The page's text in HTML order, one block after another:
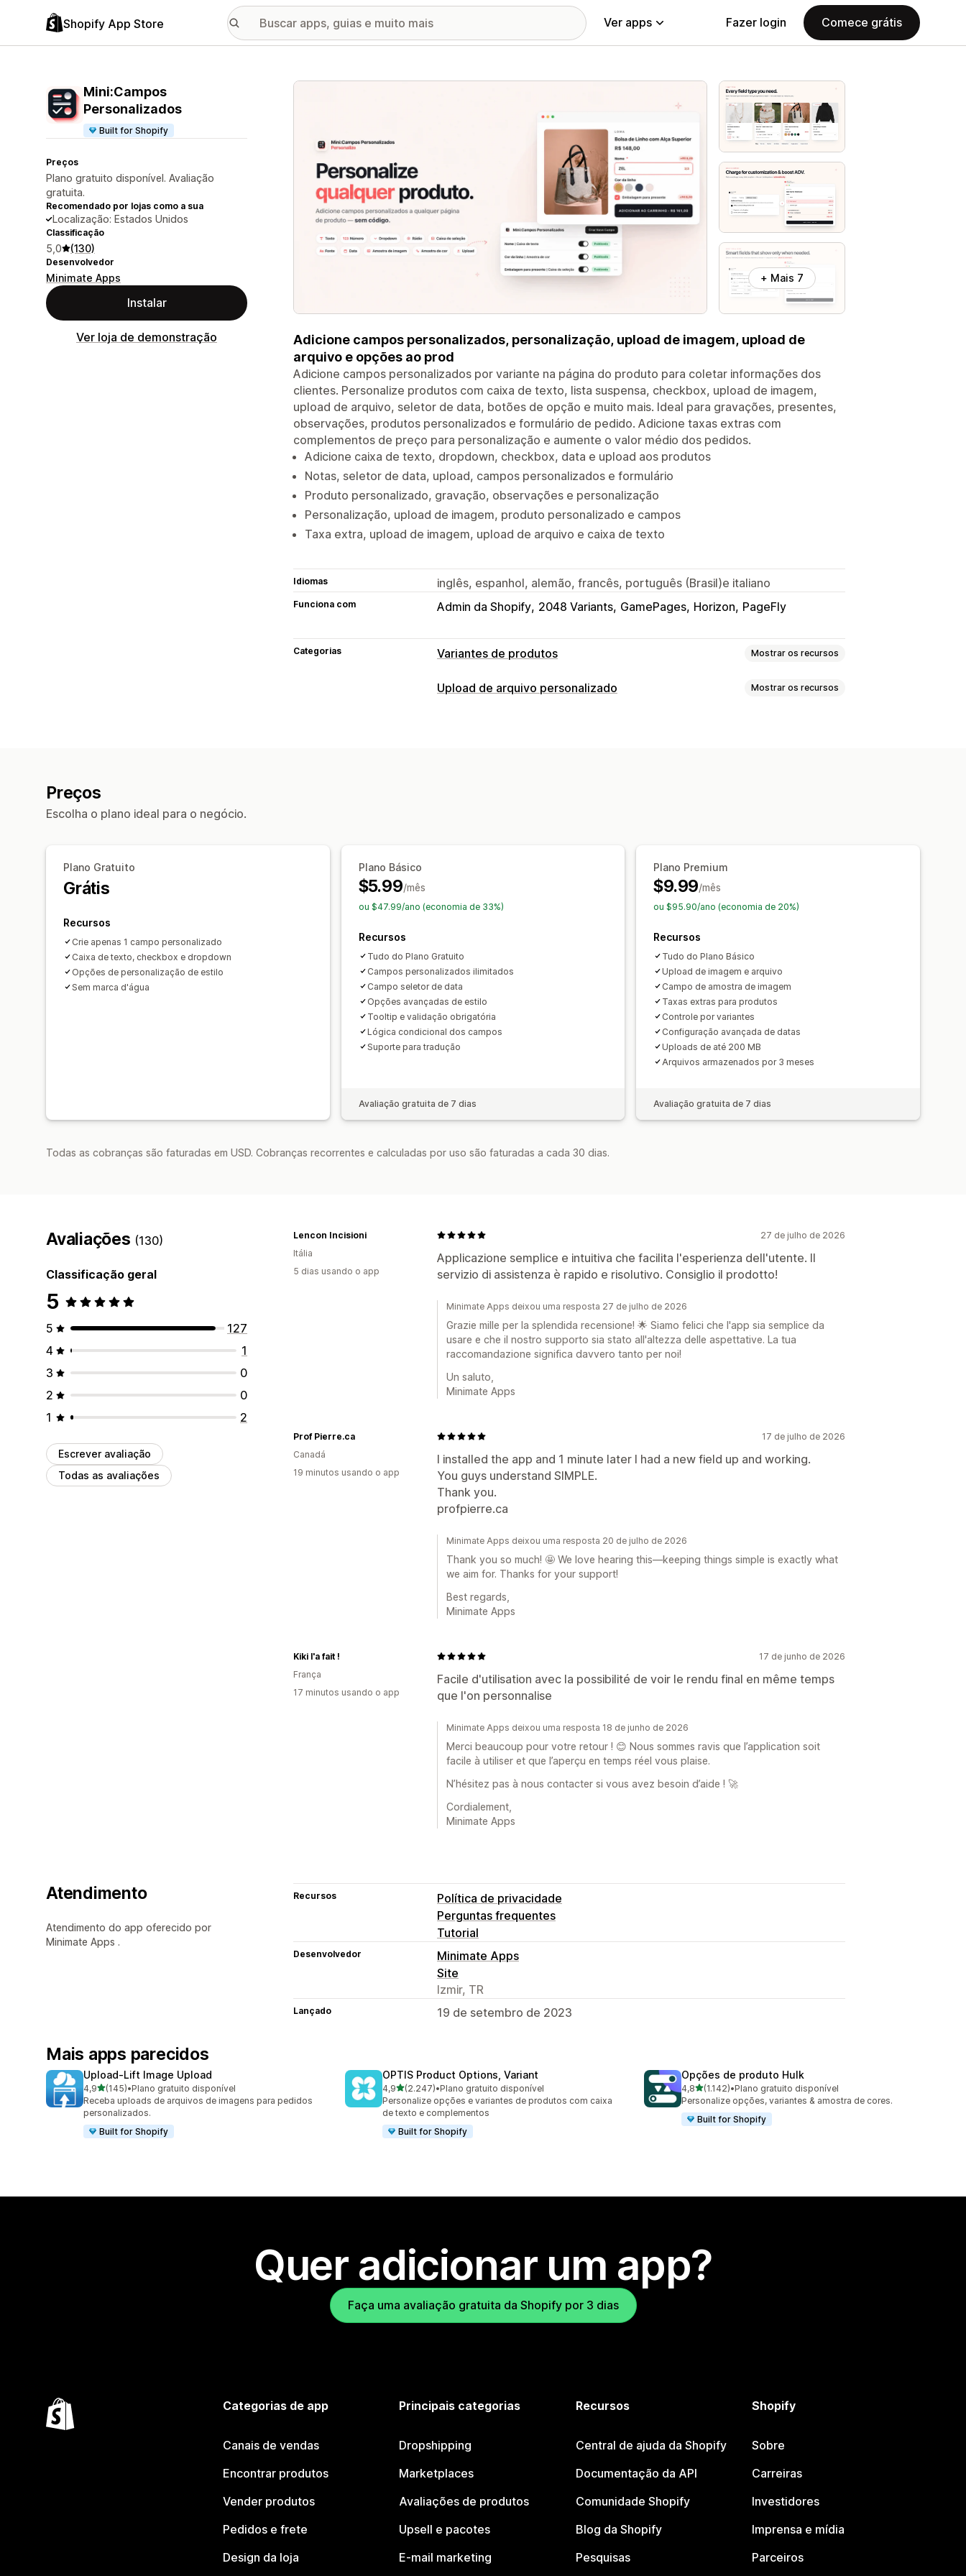
Shopify App Store Ver apps Fazer login Comece grátis
Mini:Campos
Personalizados
Built for Shopify
Preços
Plano gratuito disponível. Avaliação
gratuita.
Recomendado por lojas como a sua
Localização: Estados Unidos
Classificação
5,0 (130)
Desenvolvedor
Minimate Apps
Instalar
Ver loja de demonstração
Galeria de imagens em destaque
+ Mais 7
Adicione campos personalizados, personalização, upload de imagem, upload de
arquivo e opções ao prod
Adicione campos personalizados por variante na página do produto para coletar informações dos
clientes. Personalize produtos com caixa de texto, lista suspensa, checkbox, upload de imagem,
upload de arquivo, seletor de data, botões de opção e muito mais. Ideal para gravações, presentes,
observações, produtos personalizados e formulário de pedido. Adicione taxas extras com
complementos de preço para personalização e aumente o valor médio dos pedidos.
Adicione caixa de texto, dropdown, checkbox, data e upload aos produtos
Notas, seletor de data, upload, campos personalizados e formulário
Produto personalizado, gravação, observações e personalização
Personalização, upload de imagem, produto personalizado e campos
Taxa extra, upload de imagem, upload de arquivo e caixa de texto
Idiomas inglês, espanhol, alemão, francês, português (Brasil)e italiano
Funciona com Admin da Shopify 2048 Variants GamePages Horizon PageFly
Categorias Variantes de produtos Mostrar os recursos
Personalização
Upload de arquivo personalizado Mostrar os recursos
Preços
Escolha o plano ideal para o negócio.
Plano Gratuito
Grátis
Recursos
Crie apenas 1 campo personalizado
Caixa de texto, checkbox e dropdown
Opções de personalização de estilo
Sem marca d'água
Plano Básico
$5.99/mês
ou $47.99/ano (economia de 33%)
Recursos
Tudo do Plano Gratuito
Campos personalizados ilimitados
Campo seletor de data
Opções avançadas de estilo
Tooltip e validação obrigatória
Lógica condicional dos campos
Suporte para tradução
Avaliação gratuita de 7 dias
Plano Premium
$9.99/mês
ou $95.90/ano (economia de 20%)
Recursos
Tudo do Plano Básico
Upload de imagem e arquivo
Campo de amostra de imagem
Taxas extras para produtos
Controle por variantes
Configuração avançada de datas
Uploads de até 200 MB
Arquivos armazenados por 3 meses
Avaliação gratuita de 7 dias
Todas as cobranças são faturadas em USD. Cobranças recorrentes e calculadas por uso são faturadas a cada 30 dias.
Avaliações (130)
Classificação geral
5
5
127
4
1
3
0
2
0
1
2
Escrever avaliação
Todas as avaliações
27 de julho de 2026
Applicazione semplice e intuitiva che facilita l'esperienza dell'utente. Il
servizio di assistenza è rapido e risolutivo. Consiglio il prodotto!
Lencon Incisioni
Itália
5 dias usando o app
Minimate Apps deixou uma resposta 27 de julho de 2026
Grazie mille per la splendida recensione! 🌟 Siamo felici che l'app sia semplice da
usare e che il nostro supporto sia stato all'altezza delle aspettative. La tua
raccomandazione significa davvero tanto per noi!
Un saluto,
Minimate Apps
17 de julho de 2026
I installed the app and 1 minute later I had a new field up and working.
You guys understand SIMPLE.
Thank you.
profpierre.ca
Prof Pierre.ca
Canadá
19 minutos usando o app
Minimate Apps deixou uma resposta 20 de julho de 2026
Thank you so much! 🤩 We love hearing this—keeping things simple is exactly what
we aim for. Thanks for your support!
Best regards,
Minimate Apps
17 de junho de 2026
Facile d'utilisation avec la possibilité de voir le rendu final en même temps
que l'on personnalise
Kiki l'a fait !
França
17 minutos usando o app
Minimate Apps deixou uma resposta 18 de junho de 2026
Merci beaucoup pour votre retour ! 😊 Nous sommes ravis que l’application soit
facile à utiliser et que l’aperçu en temps réel vous plaise.
N’hésitez pas à nous contacter si vous avez besoin d’aide ! 🚀
Cordialement,
Minimate Apps
Atendimento
Atendimento do app oferecido por
Minimate Apps .
Recursos
Política de privacidade
Perguntas frequentes
Tutorial
Desenvolvedor
Minimate Apps
Site
Izmir, TR
Lançado 19 de setembro de 2023
Mais apps parecidos
Upload‑Lift Image Upload
4,9de 5 estrelas
(145)
145 avaliações ao todo
•Plano gratuito disponível
Receba uploads de arquivos de imagens para pedidos
personalizados.
Built for Shopify
OPTIS Product Options, Variant
4,9de 5 estrelas
(2.247)
2247 avaliações ao todo
•Plano gratuito disponível
Personalize opções e variantes de produtos com caixa
de texto e complementos
Built for Shopify
Opções de produto Hulk
4,8de 5 estrelas
(1.142)
1142 avaliações ao todo
•Plano gratuito disponível
Personalize opções, variantes & amostra de cores.
Built for Shopify
Quer adicionar um app?
Faça uma avaliação gratuita da Shopify por 3 dias
Categorias de app
Canais de vendas
Encontrar produtos
Vender produtos
Pedidos e frete
Design da loja
Principais categorias
Dropshipping
Marketplaces
Avaliações de produtos
Upsell e pacotes
E-mail marketing
Recursos
Central de ajuda da Shopify
Documentação da API
Comunidade Shopify
Blog da Shopify
Pesquisas
Shopify
Sobre
Carreiras
Investidores
Imprensa e mídia
Parceiros